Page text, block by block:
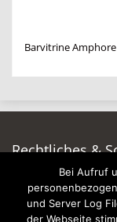
Barvitrine
Rechtliches &
Auf dieser
Bei Aufruf
und Server Log
der Webseite